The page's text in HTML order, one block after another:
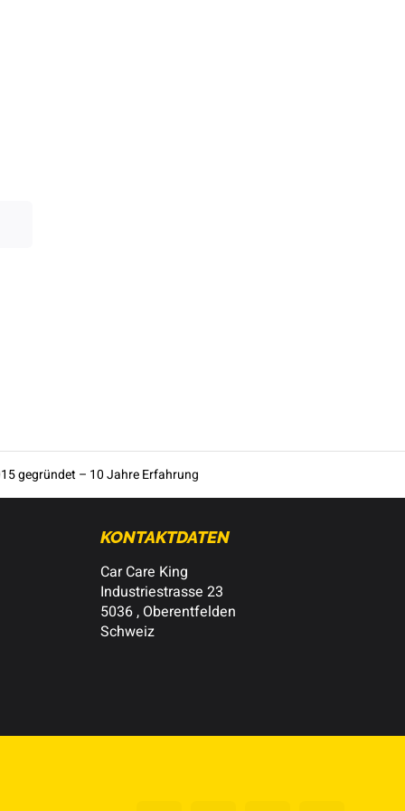
gegründet – 10 Jahre Erfahrung
KONTAKTDATEN
Car Care King
Industriestrasse 23
5036 , Oberentfelden
Schweiz